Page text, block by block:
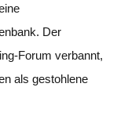
Der
Forum verbannt,
als gestohlene